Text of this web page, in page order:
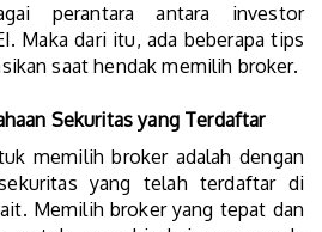
perantara antara investor
Maka dari itu, ada beberapa tips
saat hendak memilih broker.
Sekuritas yang Terdaftar
memilih broker adalah dengan
yang telah terdaftar di
Memilih broker yang tepat dan